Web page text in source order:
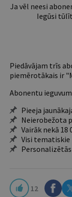
Ja vēl neesi
Iegūsi
Piedāvājam trīs
piemērotākais ir
Abonentu
Pieeja
Neierobežota
Vairāk nekā 18
Visi
12